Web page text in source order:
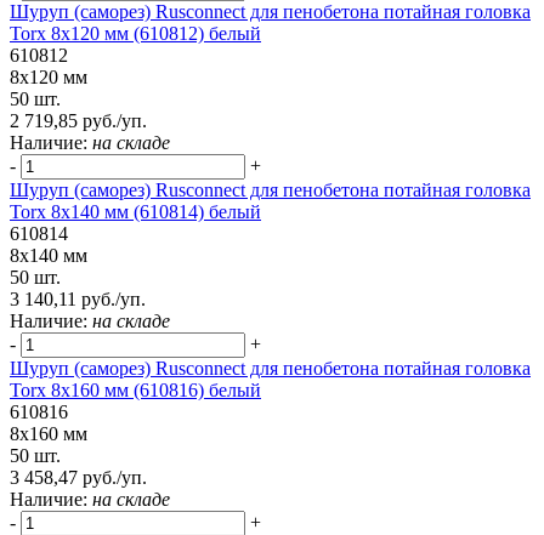
Шуруп (саморез) Rusconnect для пенобетона потайная головка
Torx 8х120 мм (610812) белый
610812
8х120 мм
50 шт.
2 719,85 руб./уп.
Наличие: на складе
-
+
Шуруп (саморез) Rusconnect для пенобетона потайная головка
Torx 8х140 мм (610814) белый
610814
8х140 мм
50 шт.
3 140,11 руб./уп.
Наличие: на складе
-
+
Шуруп (саморез) Rusconnect для пенобетона потайная головка
Torx 8х160 мм (610816) белый
610816
8х160 мм
50 шт.
3 458,47 руб./уп.
Наличие: на складе
-
+